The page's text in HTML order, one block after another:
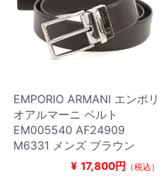
EMPORIO ARMANI エンポリ
オアルマーニ ベルト
EM005540 AF24909
M6331 メンズ ブラウン
¥ 17,800円 （税込）